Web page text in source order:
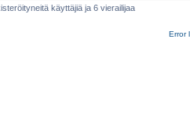
käyttäjiä ja 6 vierailijaa
Error